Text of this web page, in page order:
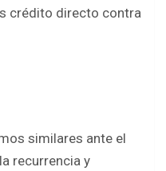
crédito directo contra
similares ante el
recurrencia y